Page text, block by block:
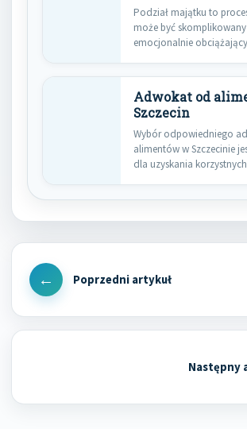
Podział majątku to
może być
emocjonalnie
Adwokat od
Szczecin
Wybór odpowiedniego
alimentów w Szczecinie
dla uzyskania
Nawigacja
wpisu
Previous